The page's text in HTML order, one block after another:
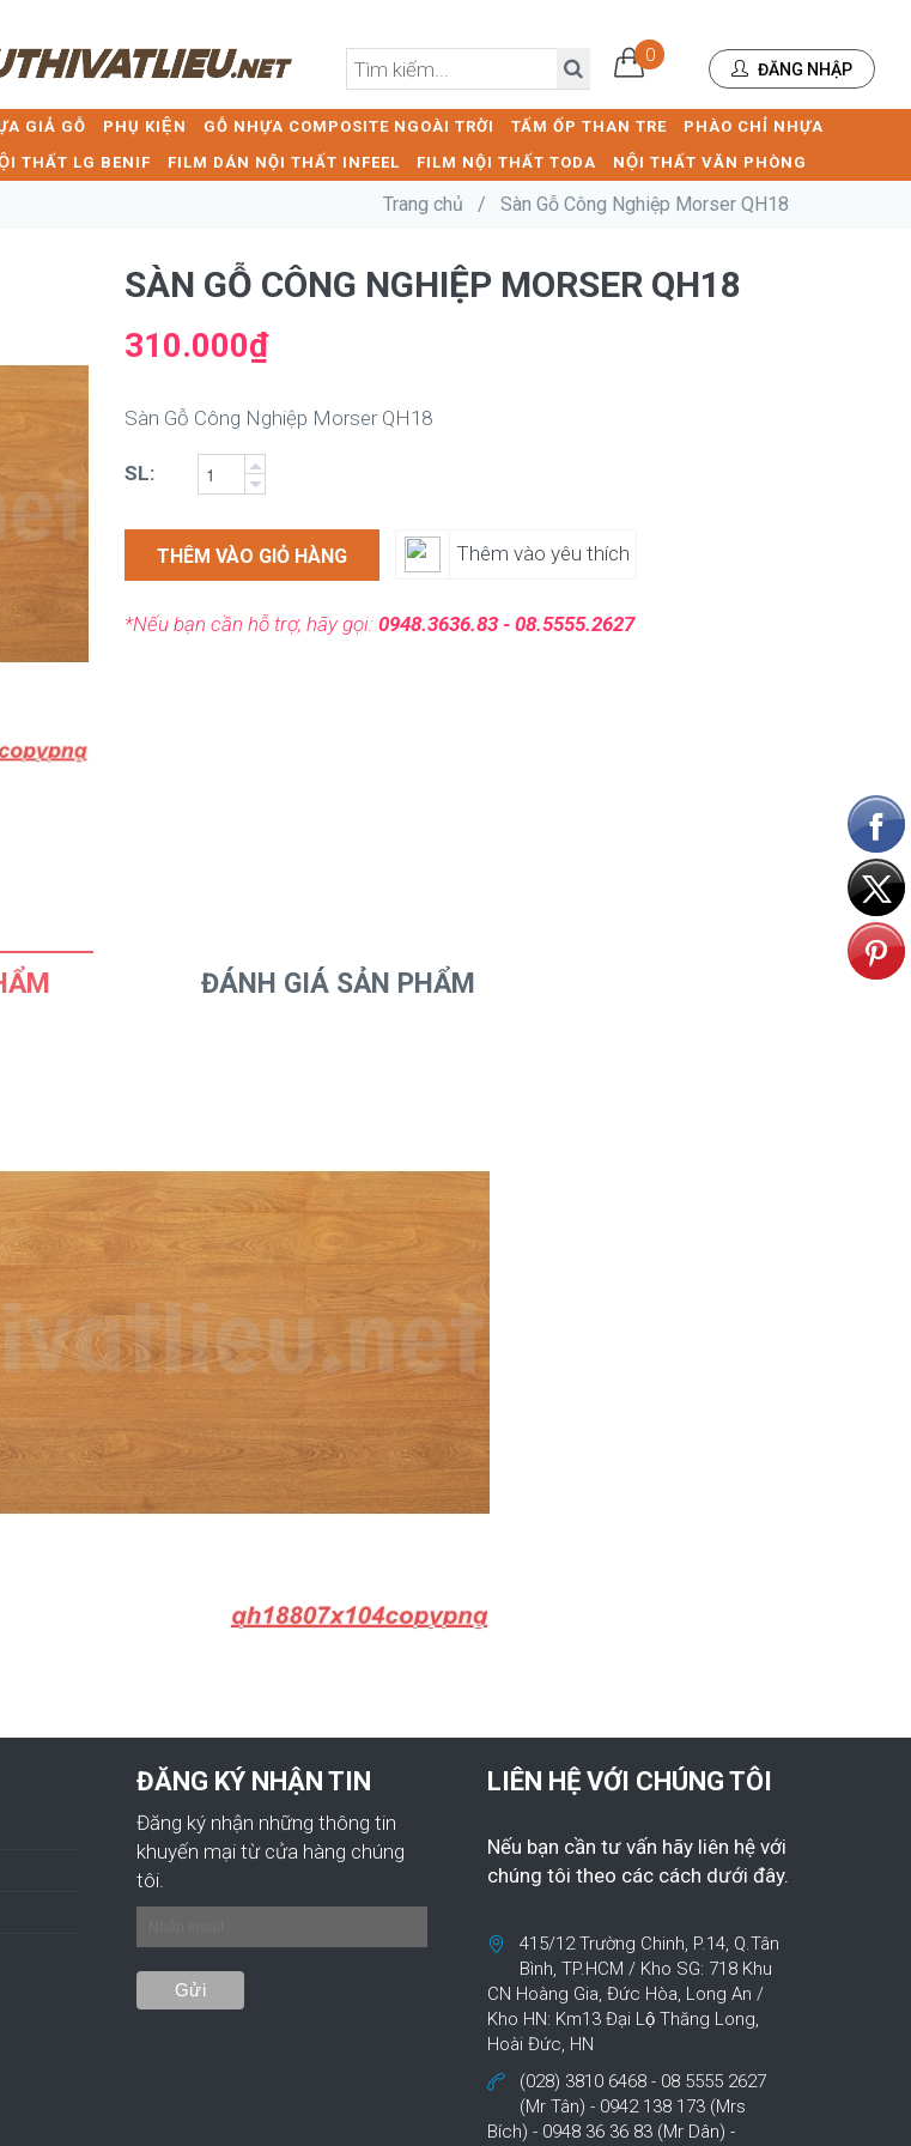
0
ĐĂNG NHẬP
GIẢ GỖ PHỤ KIỆN GỖ NHỰA COMPOSITE NGOÀI TRỜI TẤM ỐP THAN TRE
PHÀO CHỈ NHỰA
THẤT LG BENIF FILM DÁN NỘI THẤT INFEEL FILM NỘI THẤT TODA NỘI THẤT VĂN PHÒNG
Trang chủ / Sàn Gỗ Công Nghiệp Morser QH18
SÀN GỖ CÔNG NGHIỆP MORSER QH18
310.000₫
Sàn Gỗ Công Nghiệp Morser QH18
SL:
THÊM VÀO GIỎ HÀNG Thêm vào yêu thích
*Nếu bạn cần hỗ trợ, hãy gọi: 0948.3636.83 - 08.5555.2627
ĐÁNH GIÁ SẢN PHẨM
ĐĂNG KÝ NHẬN TIN
Đăng ký nhận những thông tin
khuyến mại từ cửa hàng chúng
tôi.
LIÊN HỆ VỚI CHÚNG TÔI
Nếu bạn cần tư vấn hãy liên hệ với
chúng tôi theo các cách dưới đây.
415/12 Trường Chinh, P.14, Q.Tân
Bình, TP.HCM / Kho SG: 718 Khu
CN Hoàng Gia, Đức Hòa, Long An /
Kho HN: Km13 Đại Lộ Thăng Long,
Hoài Đức, HN
(028) 3810 6468 - 08 5555 2627
(Mr Tân) - 0942 138 173 (Mrs
Bích) - 0948 36 36 83 (Mr Dân) -